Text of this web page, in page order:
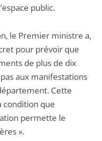
public.
le Premier ministre a,
pour prévoir que
de plus de dix
aux manifestations
Cette
condition que
permette le
».